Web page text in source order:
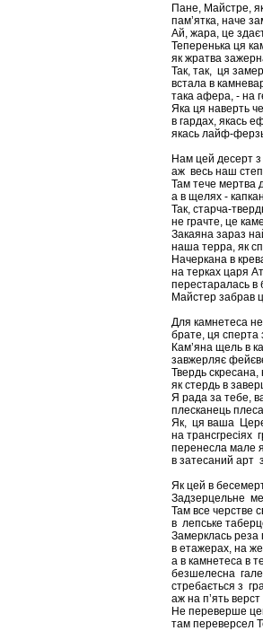
Пане, Майстре,
пам’ятка, наче
Ай, жара, це
Теперенька ця
як жратва
Так, так, ця
встала в
така афера, - на
Яка ця наверть
в гардах, якась
якась лайф-
Нам цей десерт
аж весь наш степ
Там тече мертва
а в щелях -
Так, старча-
не грачте, це
Закаяна зараз
наша терра, як
Начеркана в
на терках царя
перестаралась в
Майстер забрав
Для камнетеса
брате, ця сперта
Кам’яна щель в
завжерляє
Твердь
як стердь в
Я рада за тебе,
плесканець
Як, ця ваша
на трансгресіях
перенесла мале
в затесаний арт
Як цей в
Задзерцельне
Там все черстве
в лепське
Замерклась
в етажерах, на
а в камнетеса в
безшелесна
стребається з
аж на п’ять
Не переверше
там переверсел